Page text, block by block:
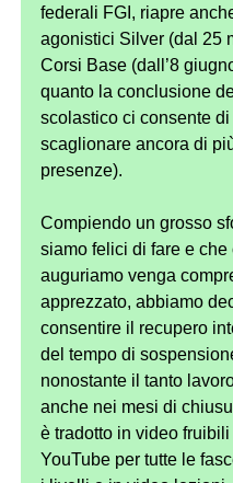
federali FGI, riapre
agonistici Silver (dal 25
Corsi Base (dall’8
quanto la conclusione
scolastico ci consente di
scaglionare ancora di
presenze).
Compiendo un grosso
siamo felici di fare e che
auguriamo venga
apprezzato, abbiamo
consentire il recupero
del tempo di
nonostante il tanto
anche nei mesi di
è tradotto in video fruibili
YouTube per tutte le